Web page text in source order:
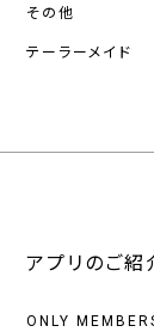
その他
テーラーメイド
アプリのご紹
ONLY